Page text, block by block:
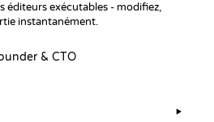
éditeurs exécutables - modifiez,
instantanément.
& CTO
▶